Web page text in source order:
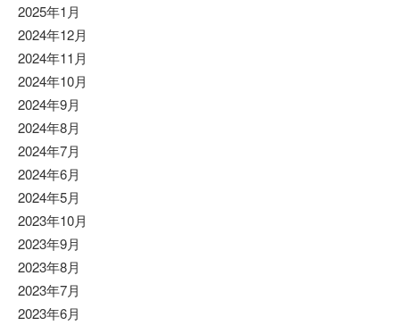
2025年1月
2024年12月
2024年11月
2024年10月
2024年9月
2024年8月
2024年7月
2024年6月
2024年5月
2023年10月
2023年9月
2023年8月
2023年7月
2023年6月